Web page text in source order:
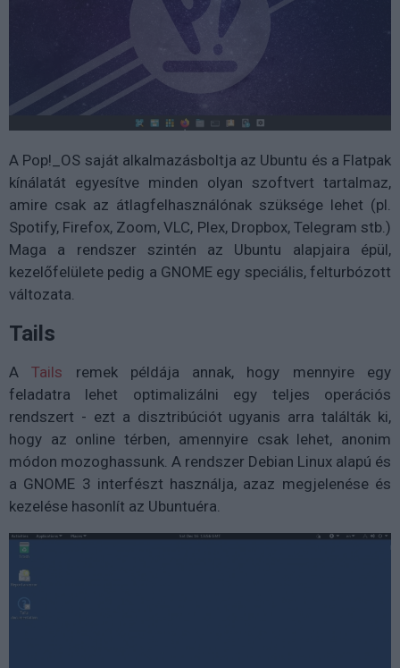
A Pop!_OS saját alkalmazásboltja az Ubuntu és a Flatpak
kínálatát egyesítve minden olyan szoftvert tartalmaz,
amire csak az átlagfelhasználónak szüksége lehet (pl.
Spotify, Firefox, Zoom, VLC, Plex, Dropbox, Telegram stb.)
Maga a rendszer szintén az Ubuntu alapjaira épül,
kezelőfelülete pedig a GNOME egy speciális, felturbózott
változata.
Tails
ATails remek példája annak, hogy mennyire egy
feladatra lehet optimalizálni egy teljes operációs
rendszert - ezt a disztribúciót ugyanis arra találták ki,
hogy az online térben, amennyire csak lehet, anonim
módon mozoghassunk. A rendszer Debian Linux alapú és
a GNOME 3 interfészt használja, azaz megjelenése és
kezelése hasonlít az Ubuntuéra.